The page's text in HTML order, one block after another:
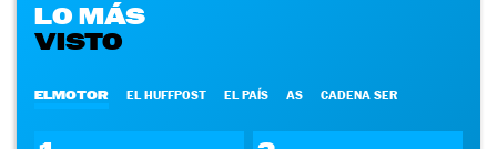
LO MÁS
VISTO
ELMOTOR EL HUFFPOST EL PAÍS AS CADENA SER